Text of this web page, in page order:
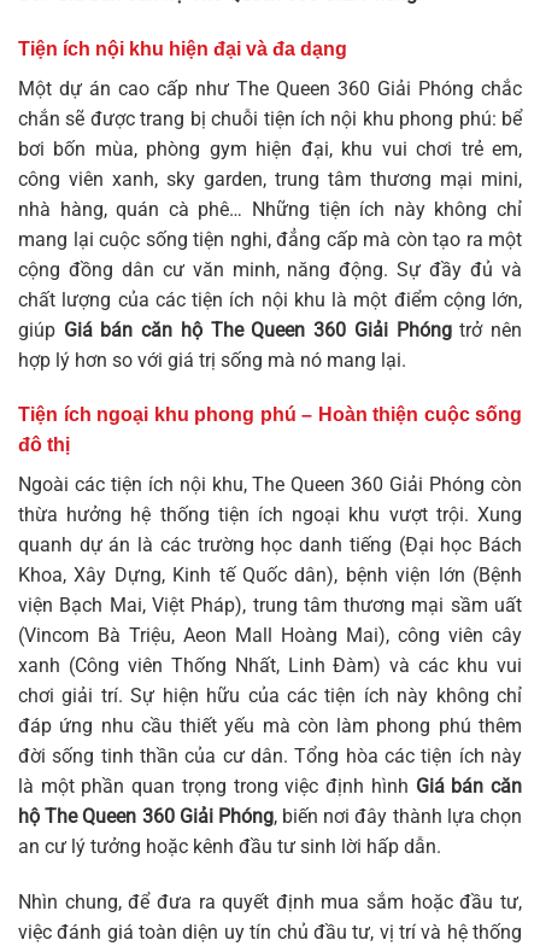
Tiện ích nội khu hiện đại và đa dạng
Một dự án cao cấp như The Queen 360 Giải Phóng chắc
chắn sẽ được trang bị chuỗi tiện ích nội khu phong phú: bể
bơi bốn mùa, phòng gym hiện đại, khu vui chơi trẻ em,
công viên xanh, sky garden, trung tâm thương mại mini,
nhà hàng, quán cà phê… Những tiện ích này không chỉ
mang lại cuộc sống tiện nghi, đẳng cấp mà còn tạo ra một
cộng đồng dân cư văn minh, năng động. Sự đầy đủ và
chất lượng của các tiện ích nội khu là một điểm cộng lớn,
giúp Giá bán căn hộ The Queen 360 Giải Phóngtrở nên
hợp lý hơn so với giá trị sống mà nó mang lại.
Tiện ích ngoại khu phong phú – Hoàn thiện cuộc sống
đô thị
Ngoài các tiện ích nội khu, The Queen 360 Giải Phóng còn
thừa hưởng hệ thống tiện ích ngoại khu vượt trội. Xung
quanh dự án là các trường học danh tiếng (Đại học Bách
Khoa, Xây Dựng, Kinh tế Quốc dân), bệnh viện lớn (Bệnh
viện Bạch Mai, Việt Pháp), trung tâm thương mại sầm uất
(Vincom Bà Triệu, Aeon Mall Hoàng Mai), công viên cây
xanh (Công viên Thống Nhất, Linh Đàm) và các khu vui
chơi giải trí. Sự hiện hữu của các tiện ích này không chỉ
đáp ứng nhu cầu thiết yếu mà còn làm phong phú thêm
đời sống tinh thần của cư dân. Tổng hòa các tiện ích này
là một phần quan trọng trong việc định hình Giá bán căn
hộ The Queen 360 Giải Phóng, biến nơi đây thành lựa chọn
an cư lý tưởng hoặc kênh đầu tư sinh lời hấp dẫn.
Nhìn chung, để đưa ra quyết định mua sắm hoặc đầu tư,
việc đánh giá toàn diện uy tín chủ đầu tư, vị trí và hệ thống